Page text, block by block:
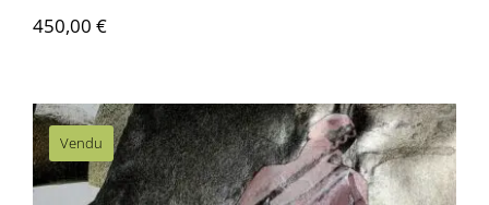
450,00 €
Vendu